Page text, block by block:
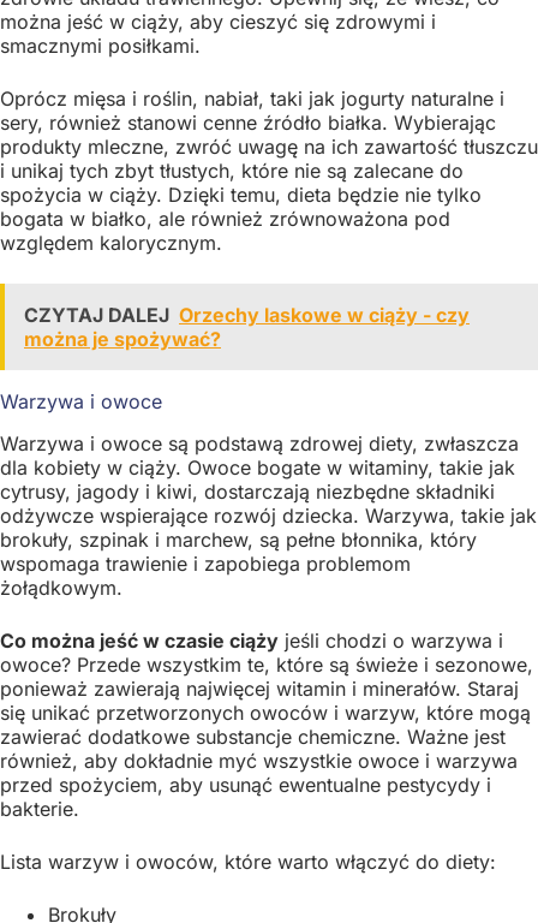
można jeść w ciąży, aby cieszyć się zdrowymi i
smacznymi posiłkami.
Oprócz mięsa i roślin, nabiał, taki jak jogurty naturalne i
sery, również stanowi cenne źródło białka. Wybierając
produkty mleczne, zwróć uwagę na ich zawartość tłuszczu
i unikaj tych zbyt tłustych, które nie są zalecane do
spożycia w ciąży. Dzięki temu, dieta będzie nie tylko
bogata w białko, ale również zrównoważona pod
względem kalorycznym.
CZYTAJ DALEJ Orzechy laskowe w ciąży - czy
można je spożywać?
Warzywa i owoce
Warzywa i owoce są podstawą zdrowej diety, zwłaszcza
dla kobiety w ciąży. Owoce bogate w witaminy, takie jak
cytrusy, jagody i kiwi, dostarczają niezbędne składniki
odżywcze wspierające rozwój dziecka. Warzywa, takie jak
brokuły, szpinak i marchew, są pełne błonnika, który
wspomaga trawienie i zapobiega problemom
żołądkowym.
Co można jeść w czasie ciąży jeśli chodzi o warzywa i
owoce? Przede wszystkim te, które są świeże i sezonowe,
ponieważ zawierają najwięcej witamin i minerałów. Staraj
się unikać przetworzonych owoców i warzyw, które mogą
zawierać dodatkowe substancje chemiczne. Ważne jest
również, aby dokładnie myć wszystkie owoce i warzywa
przed spożyciem, aby usunąć ewentualne pestycydy i
bakterie.
Lista warzyw i owoców, które warto włączyć do diety:
Brokuły